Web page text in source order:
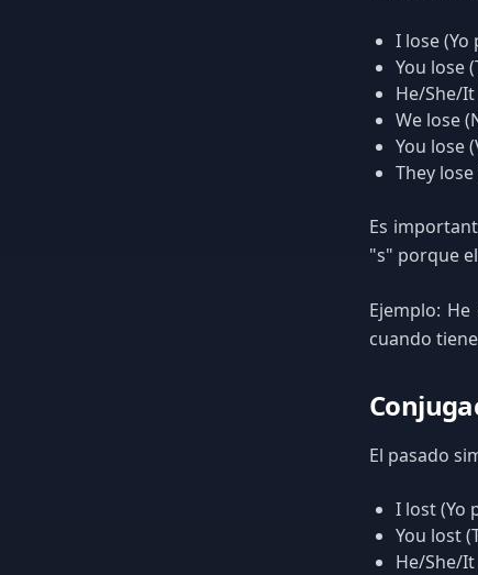
I lose (Yo
You lose
He/She/
We lose
You lose
They
Es
"s" porque
Ejemplo:
cuando
El pasado
I lost (Yo
You lost
He/She/